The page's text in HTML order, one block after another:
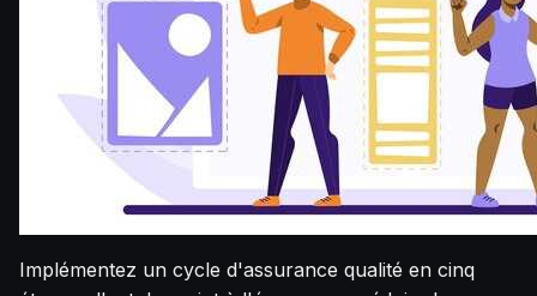
Implémentez un cycle d'assurance qualité en cinq